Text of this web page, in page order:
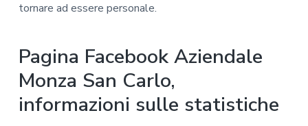
tornare ad essere personale.
Pagina Facebook Aziendale
Monza San Carlo,
informazioni sulle statistiche